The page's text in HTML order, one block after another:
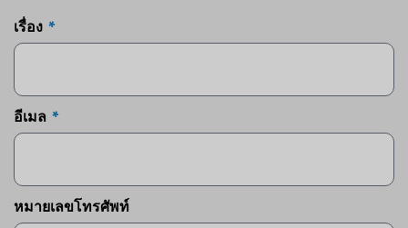
เรื่อง
อีเมล
หมายเลขโทรศัพท์